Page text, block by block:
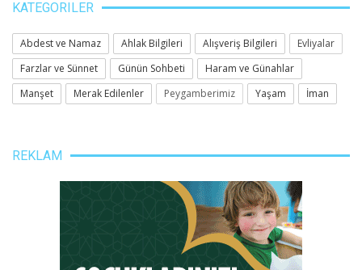
KATEGORILER
Abdest ve Namaz Ahlak Bilgileri Alışveriş Bilgileri
Evliyalar
Farzlar ve Sünnet
Günün Sohbeti
Haram ve Günahlar
Manşet
Merak Edilenler Peygamberimiz Yaşam İman
REKLAM